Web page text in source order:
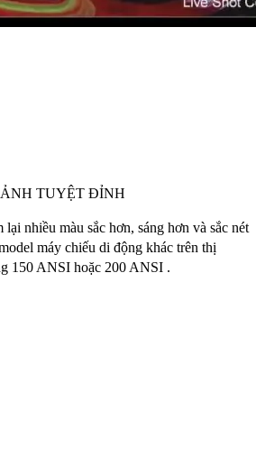
TUYỆT ĐỈNH
nhiều màu sắc hơn, sáng hơn và sắc nét
máy chiếu di động khác trên thị
150 ANSI hoặc 200 ANSI .